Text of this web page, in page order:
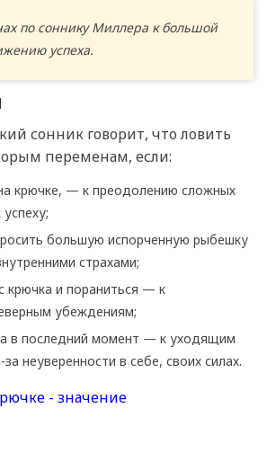
по соннику Миллера к большой
успеха.
сонник говорит, что ловить
переменам, если:
крючке, — к преодолению сложных
большую испорченную рыбешку
страхами;
крючка и пораниться — к
убеждениям;
в последний момент — к уходящим
неуверенности в себе, своих силах.